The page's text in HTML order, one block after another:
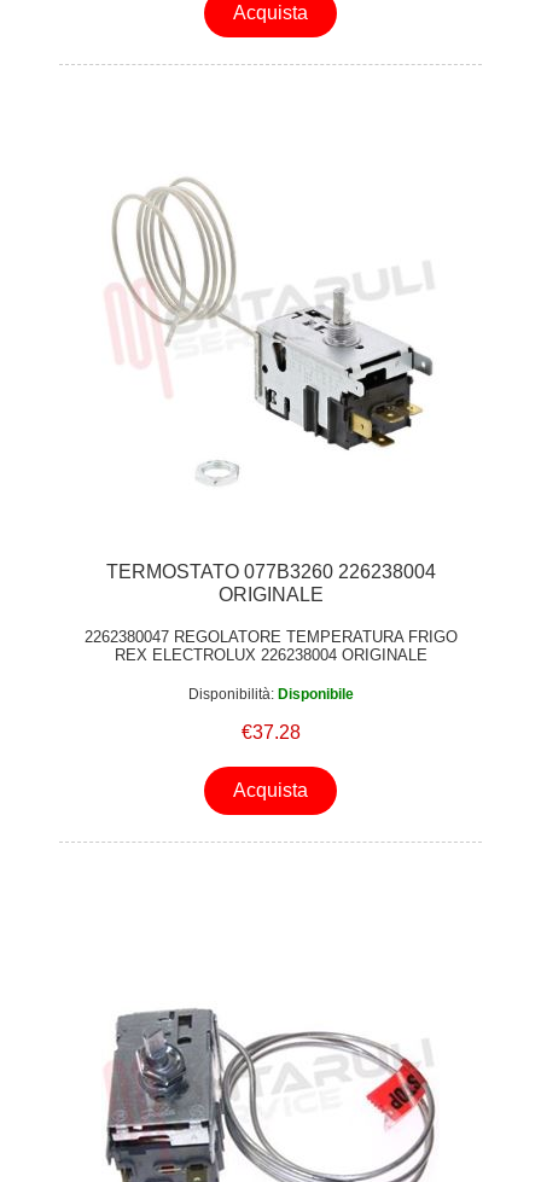
Acquista
TERMOSTATO 077B3260 226238004
ORIGINALE
2262380047 REGOLATORE TEMPERATURA FRIGO
REX ELECTROLUX 226238004 ORIGINALE
Disponibilità: Disponibile
€37.28
Acquista